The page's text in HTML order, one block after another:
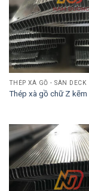
THÉP XÀ GỒ - SÀN DECK
Thép xà gồ chữ Z kẽm